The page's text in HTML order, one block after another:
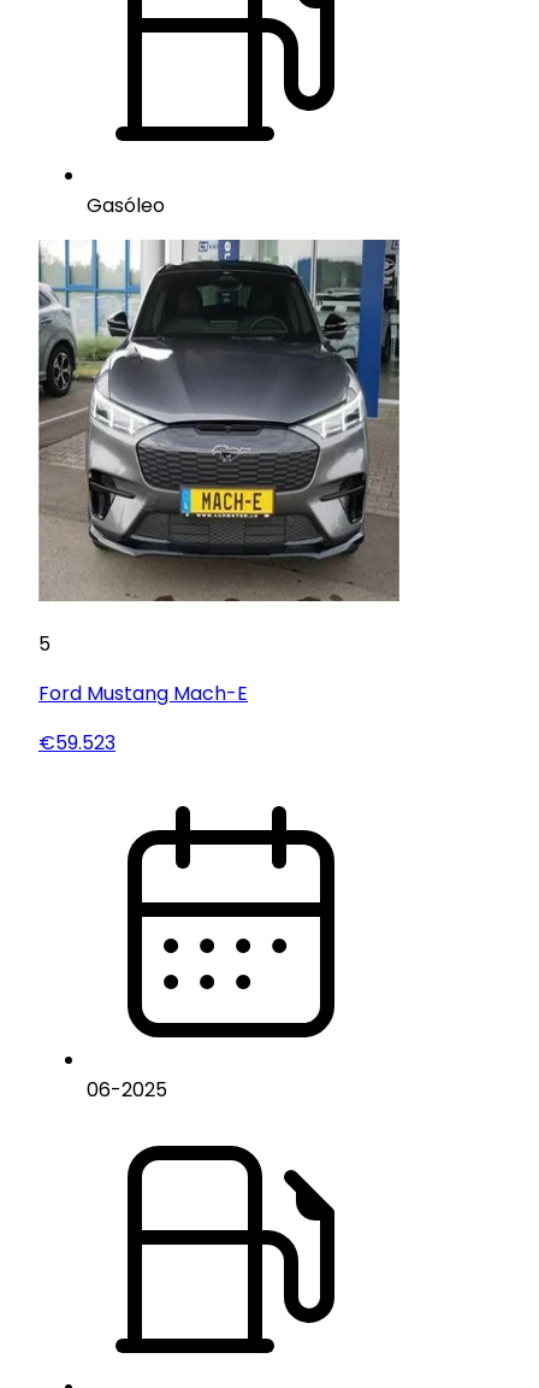
Gasóleo
5
Ford Mustang Mach-E
€59.523
06-2025